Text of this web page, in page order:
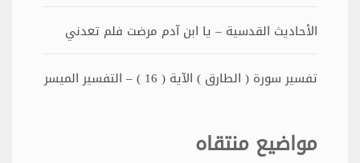
الأحاديث القدسية – يا ابن آدم مرضت فلم تعدني
تفسير سورة ( الطارق ) الآية ( 16 ) – التفسير الميسر
مواضيع منتقاه